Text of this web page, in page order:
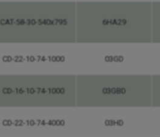
CAT-58-30-540x795 6HA29
CD-22-10-74-1000 03GD
CD-16-10-74-1000 03GBD
CD-22-10-74-4000 03HD